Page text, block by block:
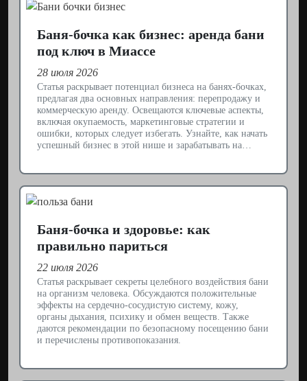
Баня-бочка как бизнес: аренда бани
под ключ в Миассе
28 июля 2026
Статья раскрывает потенциал бизнеса на банях-бочках,
предлагая два основных направления: перепродажу и
коммерческую аренду. Освещаются ключевые аспекты,
включая окупаемость, маркетинговые стратегии и
ошибки, которых следует избегать. Узнайте, как начать
успешный бизнес в этой нише и зарабатывать на…
Баня-бочка и здоровье: как
правильно париться
22 июля 2026
Статья раскрывает секреты целебного воздействия бани
на организм человека. Обсуждаются положительные
эффекты на сердечно-сосудистую систему, кожу,
органы дыхания, психику и обмен веществ. Также
даются рекомендации по безопасному посещению бани
и перечислены противопоказания.